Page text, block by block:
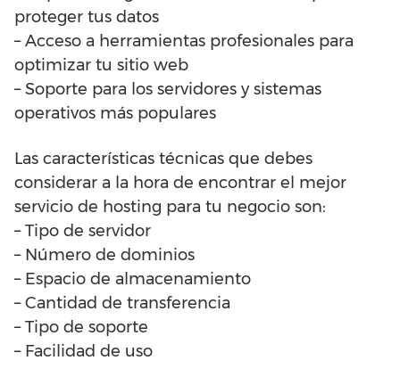
proteger tus datos
– Acceso a herramientas profesionales para
optimizar tu sitio web
– Soporte para los servidores y sistemas
operativos más populares
Las características técnicas que debes
considerar a la hora de encontrar el mejor
servicio de hosting para tu negocio son:
– Tipo de servidor
– Número de dominios
– Espacio de almacenamiento
– Cantidad de transferencia
– Tipo de soporte
– Facilidad de uso